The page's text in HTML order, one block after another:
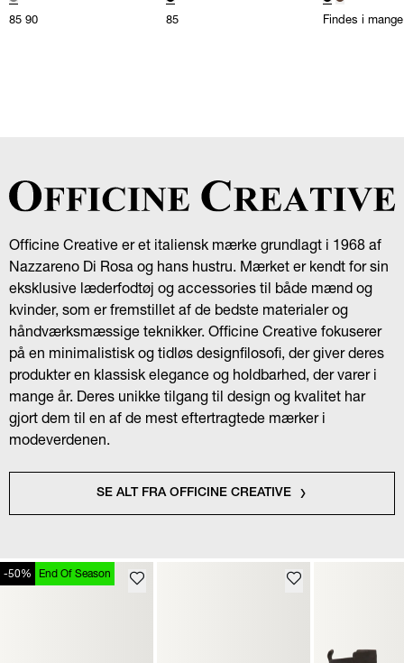
85 90 85 Findes i
Officine Creative er et italiensk mærke grundlagt i 1968 af
Nazzareno Di Rosa og hans hustru. Mærket er kendt for sin
eksklusive læderfodtøj og accessories til både mænd og
kvinder, som er fremstillet af de bedste materialer og
håndværksmæssige teknikker. Officine Creative fokuserer
på en minimalistisk og tidløs designfilosofi, der giver deres
produkter en klassisk elegance og holdbarhed, der varer i
mange år. Deres unikke tilgang til design og kvalitet har
gjort dem til en af de mest eftertragtede mærker i
modeverdenen.
SE ALT FRA OFFICINE CREATIVE
-50% End Of Season